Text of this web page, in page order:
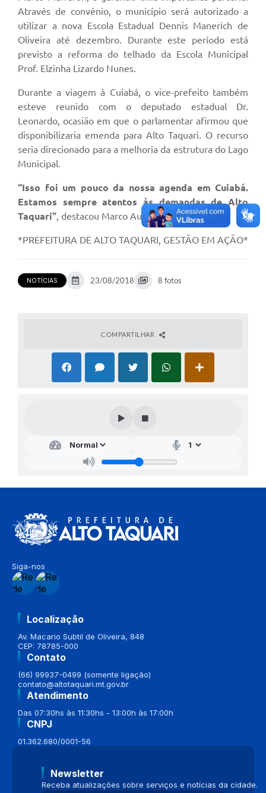
Através de convênio, o município será autorizado a
utilizar a nova Escola Estadual Dennis Manerich de
Oliveira até dezembro. Durante este período está
previsto a reforma do telhado da Escola Municipal
Prof. Elzinha Lizardo Nunes.
Durante a viagem à Cuiabá, o vice-prefeito também
esteve reunido com o deputado estadual Dr.
Leonardo, ocasião em que o parlamentar afirmou que
disponibilizaria emenda para Alto Taquari. O recurso
seria direcionado para a melhoria da estrutura do Lago
Municipal.
“Isso foi um pouco da nossa agenda em Cuiabá.
Estamos sempre atentos às demandas de Alto
Taquari”, destacou Marco Aurélio.
*PREFEITURA DE ALTO TAQUARI, GESTÃO EM AÇÃO*
NOTÍCIAS 23/08/2018 8 fotos
COMPARTILHAR
Siga-nos
Localização
Av. Macario Subtil de Oliveira, 848
CEP: 78785-000
Contato
(66) 99937-0499 (somente ligação)
contato@altotaquari.mt.gov.br
Atendimento
Das 07:30hs às 11:30hs - 13:00h às 17:00h
CNPJ
01.362.680/0001-56
Newsletter
Receba atualizações sobre serviços e notícias da cidade.